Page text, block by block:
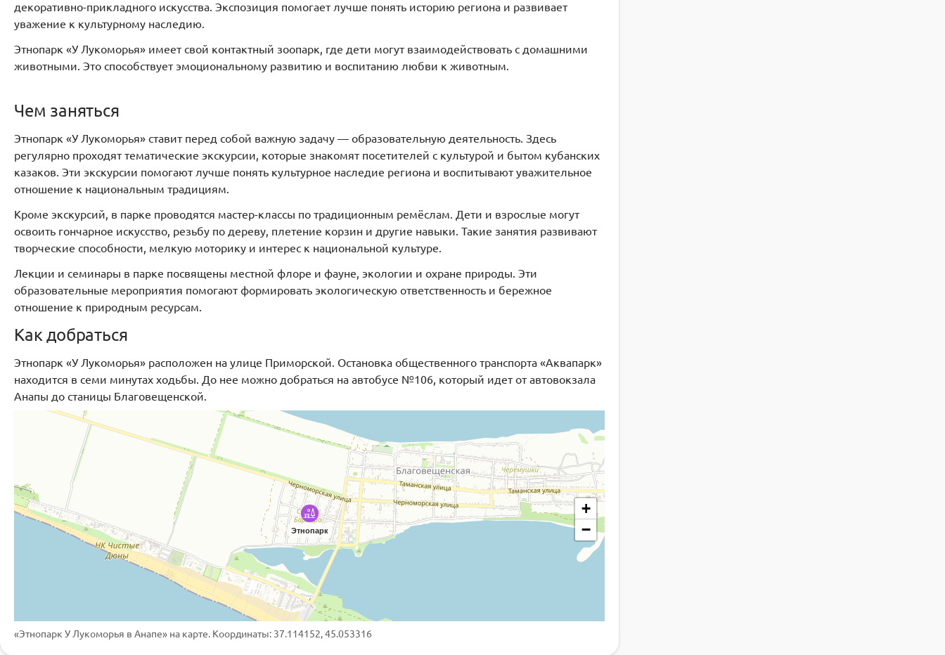
декоративно-прикладного искусства. Экспозиция помогает лучше понять историю региона и развивает
уважение к культурному наследию.
Этнопарк «У Лукоморья» имеет свой контактный зоопарк, где дети могут взаимодействовать с домашними
животными. Это способствует эмоциональному развитию и воспитанию любви к животным.
Чем заняться
Этнопарк «У Лукоморья» ставит перед собой важную задачу — образовательную деятельность. Здесь
регулярно проходят тематические экскурсии, которые знакомят посетителей с культурой и бытом кубанских
казаков. Эти экскурсии помогают лучше понять культурное наследие региона и воспитывают уважительное
отношение к национальным традициям.
Кроме экскурсий, в парке проводятся мастер-классы по традиционным ремёслам. Дети и взрослые могут
освоить гончарное искусство, резьбу по дереву, плетение корзин и другие навыки. Такие занятия развивают
творческие способности, мелкую моторику и интерес к национальной культуре.
Лекции и семинары в парке посвящены местной флоре и фауне, экологии и охране природы. Эти
образовательные мероприятия помогают формировать экологическую ответственность и бережное
отношение к природным ресурсам.
Как добраться
Этнопарк «У Лукоморья» расположен на улице Приморской. Остановка общественного транспорта «Аквапарк»
находится в семи минутах ходьбы. До нее можно добраться на автобусе №106, который идет от автовокзала
Анапы до станицы Благовещенской.
Этнопарк
+
−
«Этнопарк У Лукоморья в Анапе» на карте. Координаты: 37.114152, 45.053316